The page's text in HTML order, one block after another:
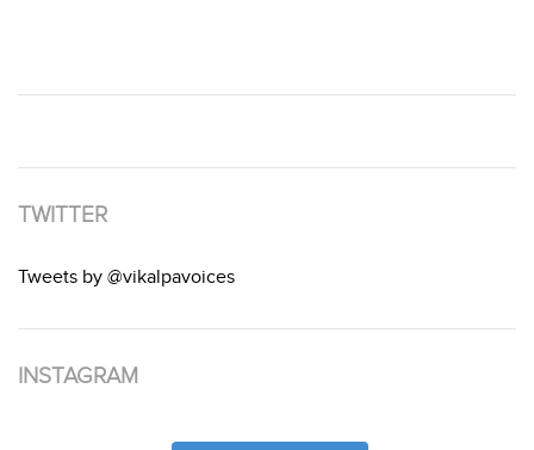
TWITTER
Tweets by @vikalpavoices
INSTAGRAM